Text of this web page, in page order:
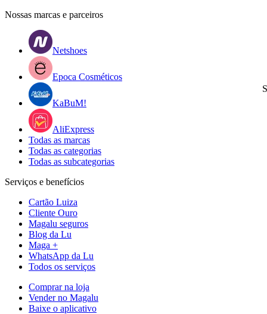
Nossas marcas e parceiros
Netshoes
Epoca Cosméticos
KaBuM!
AliExpress
Todas as marcas
Todas as categorias
Todas as subcategorias
Serviços e benefícios
Cartão Luiza
Cliente Ouro
Magalu seguros
Blog da Lu
Maga +
WhatsApp da Lu
Todos os serviços
Comprar na loja
Vender no Magalu
Baixe o aplicativo